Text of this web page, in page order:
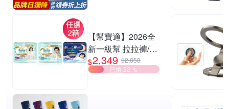
【幫寶適】2026全
新一級幫 拉拉褲/黏
貼型/夜用褲型 多款
任選2箱
$2,349 $2,858
已搶 22 ％